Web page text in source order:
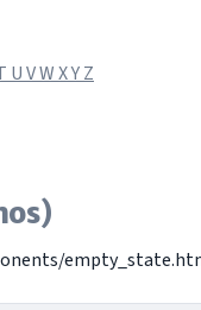
UVWXYZ